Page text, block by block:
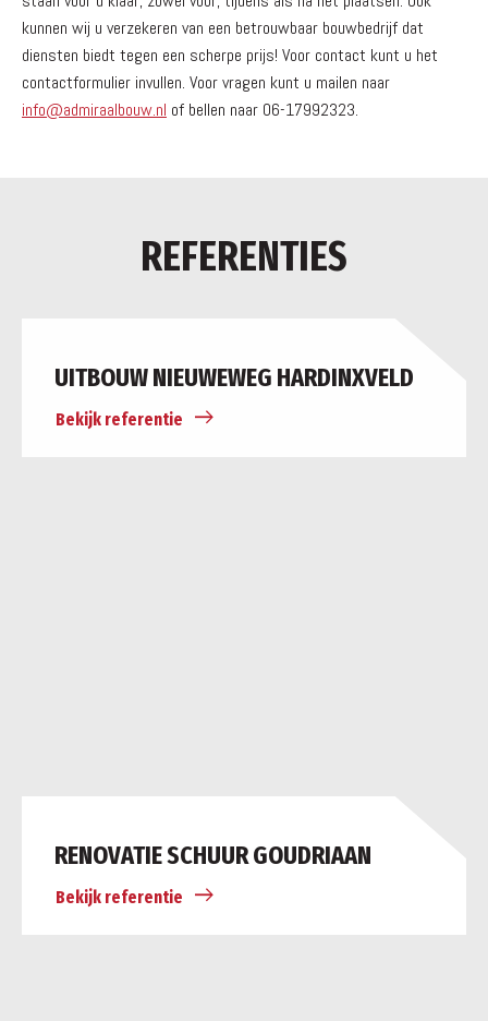
kunnen wij u verzekeren van een betrouwbaar bouwbedrijf dat
diensten biedt tegen een scherpe prijs! Voor contact kunt u het
contactformulier invullen. Voor vragen kunt u mailen naar
info@admiraalbouw.nl of bellen naar 06-17992323.
REFERENTIES
UITBOUW NIEUWEWEG HARDINXVELD
Bekijk referentie
RENOVATIE SCHUUR GOUDRIAAN
Bekijk referentie